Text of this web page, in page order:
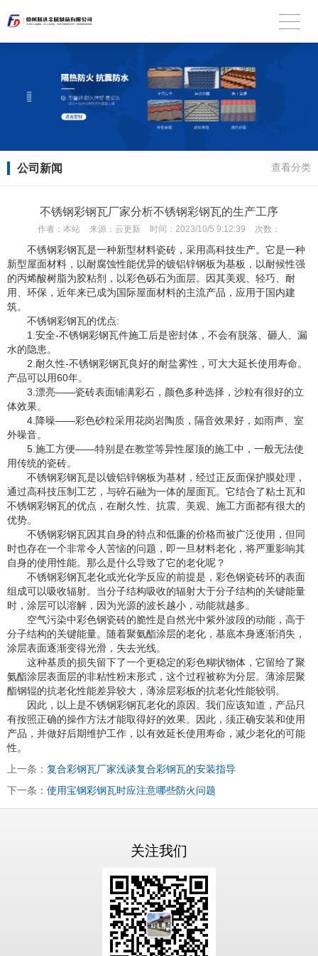
公司新闻 查看分类
不锈钢彩钢瓦厂家分析不锈钢彩钢瓦的生产工序
作者： 本站 来源： 云更新 时间： 2023/10/5 9:12:39 次数：
不锈钢彩钢瓦是一种新型材料瓷砖，采用高科技生产。它是一种
新型屋面材料，以耐腐蚀性能优异的镀铝锌钢板为基板，以耐候性强
的丙烯酸树脂为胶粘剂，以彩色砾石为面层。因其美观、轻巧、耐
用、环保，近年来已成为国际屋面材料的主流产品，应用于国内建
筑。
不锈钢彩钢瓦的优点:
1.安全-不锈钢彩钢瓦件施工后是密封体，不会有脱落、砸人、漏
水的隐患。
2.耐久性-不锈钢彩钢瓦良好的耐盐雾性，可大大延长使用寿命。
产品可以用60年。
3.漂亮——瓷砖表面铺满彩石，颜色多种选择，沙粒有很好的立
体效果。
4.降噪——彩色砂粒采用花岗岩陶质，隔音效果好，如雨声、室
外噪音。
5.施工方便——特别是在教堂等异性屋顶的施工中，一般无法使
用传统的瓷砖。
不锈钢彩钢瓦是以镀铝锌钢板为基材，经过正反面保护膜处理，
通过高科技压制工艺，与碎石融为一体的屋面瓦。它结合了粘土瓦和
不锈钢彩钢瓦的优点，在耐久性、抗震、美观、施工方面都有很大的
优势。
不锈钢彩钢瓦因其自身的特点和低廉的价格而被广泛使用，但同
时也存在一个非常令人苦恼的问题，即一旦材料老化，将严重影响其
自身的使用性能。那么是什么导致了它的老化呢？
不锈钢彩钢瓦老化或光化学反应的前提是，彩色钢瓷砖环的表面
组成可以吸收辐射。当分子结构吸收的辐射大于分子结构的关键能量
时，涂层可以溶解，因为光源的波长越小，动能就越多。
空气污染中彩色钢瓷砖的脆性是自然光中紫外波段的动能，高于
分子结构的关键能量。随着聚氨酯涂层的老化，基底本身逐渐消失，
涂层表面逐渐变得光滑，失去光线。
这种基质的损失留下了一个更稳定的彩色糊状物体，它留给了聚
氨酯涂层表面层的非粘性粉末形式，这个过程被称为分层。薄涂层聚
酯钢辊的抗老化性能差异较大，薄涂层彩板的抗老化性能较弱。
因此，以上是不锈钢彩钢瓦老化的原因。我们应该知道，产品只
有按照正确的操作方法才能取得好的效果。因此，须正确安装和使用
产品，并做好后期维护工作，以有效延长使用寿命，减少老化的可能
性。
上一条： 复合彩钢瓦厂家浅谈复合彩钢瓦的安装指导
下一条： 使用宝钢彩钢瓦时应注意哪些防火问题
关注我们